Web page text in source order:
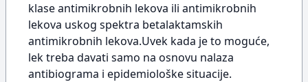
klase antimikrobnih lekova ili antimikrobnih
lekova uskog spektra betalaktamskih
antimikrobnih lekova.Uvek kada je to moguće,
lek treba davati samo na osnovu nalaza
antibiograma i epidemiološke situacije.